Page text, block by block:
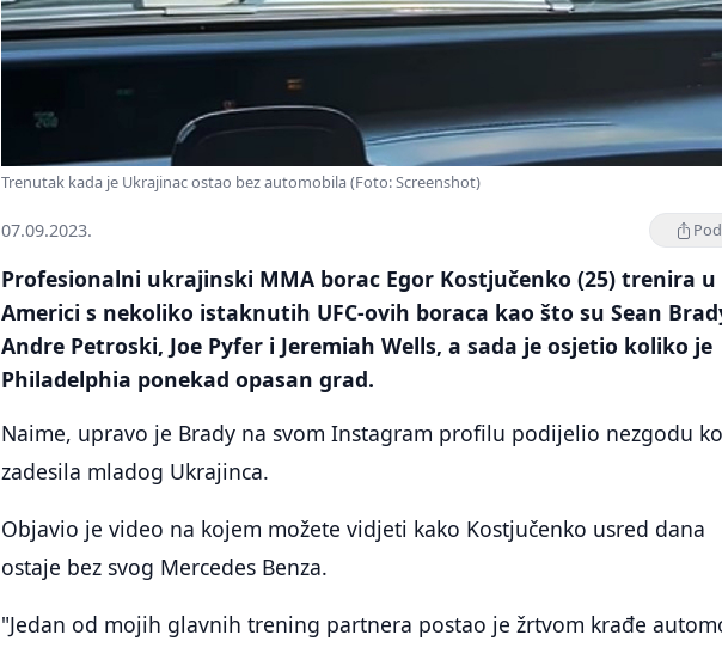
Trenutak kada je Ukrajinac ostao bez automobila (Foto: Screenshot)
07.09.2023.
Profesionalni ukrajinski MMA borac Egor Kostjučenko (25) trenira u
Americi s nekoliko istaknutih UFC-ovih boraca kao što su Sean
Andre Petroski, Joe Pyfer i Jeremiah Wells, a sada je osjetio koliko je
Philadelphia ponekad opasan grad.
Naime, upravo je Brady na svom Instagram profilu podijelio nezgodu
zadesila mladog Ukrajinca.
Objavio je video na kojem možete vidjeti kako Kostjučenko usred dana
ostaje bez svog Mercedes Benza.
"Jedan od mojih glavnih trening partnera postao je žrtvom krađe